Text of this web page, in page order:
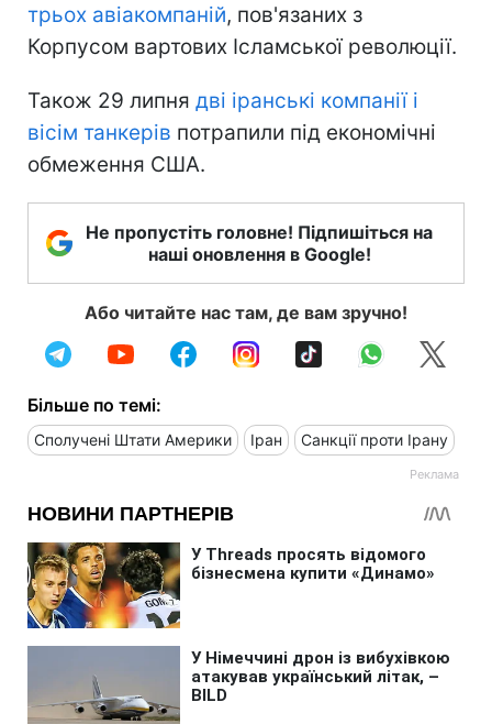
трьох авіакомпаній, пов'язаних з
Корпусом вартових Ісламської революції.
Також 29 липня дві іранські компанії і
вісім танкерів потрапили під економічні
обмеження США.
Не пропустіть головне! Підпишіться на
наші оновлення в Google!
Або читайте нас там, де вам зручно!
Більше по темі:
Сполучені Штати Америки Іран Санкції проти Ірану